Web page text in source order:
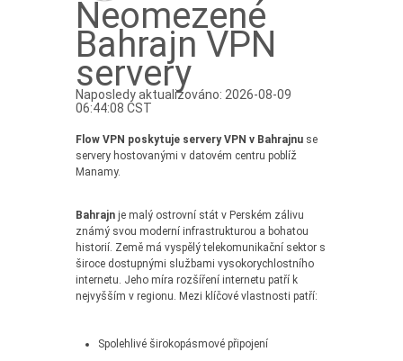
Neomezené
Bahrajn VPN
servery
Naposledy aktualizováno: 2026-08-09
06:44:08 CST
Flow VPN poskytuje servery VPN v Bahrajnu se
servery hostovanými v datovém centru poblíž
Manamy.
Bahrajn je malý ostrovní stát v Perském zálivu
známý svou moderní infrastrukturou a bohatou
historií. Země má vyspělý telekomunikační sektor s
široce dostupnými službami vysokorychlostního
internetu. Jeho míra rozšíření internetu patří k
nejvyšším v regionu. Mezi klíčové vlastnosti patří:
Spolehlivé širokopásmové připojení